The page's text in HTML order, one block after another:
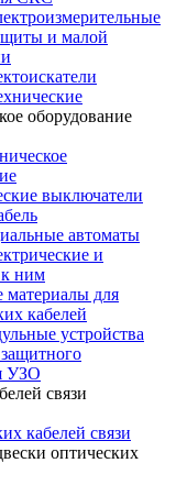
и малой
оборудование
выключатели
автоматы
и
к ним
для
кабелей
устройства
УЗО
связи
кабелей связи
оптических